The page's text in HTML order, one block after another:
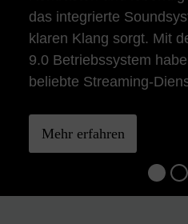
das integrierte
klaren Klang sorgt. Mit
9.0 Betriebssystem
beliebte Streaming-
Mehr erfahren